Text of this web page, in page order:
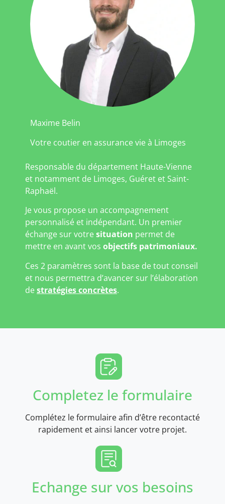
Maxime Belin
Votre coutier en assurance vie à Limoges
Responsable du département Haute-Vienne
et notamment de Limoges, Guéret et Saint-
Raphaël.
Je vous propose un accompagnement
personnalisé et indépendant. Un premier
échange sur votresituation permet de
mettre en avant vos objectifs patrimoniaux.
Ces 2 paramètres sont la base de tout conseil
et nous permettra d’avancer sur l’élaboration
destratégies concrètes.
Completez le formulaire
Complétez le formulaire afin d’être recontacté
rapidement et ainsi lancer votre projet.
Echange sur vos besoins